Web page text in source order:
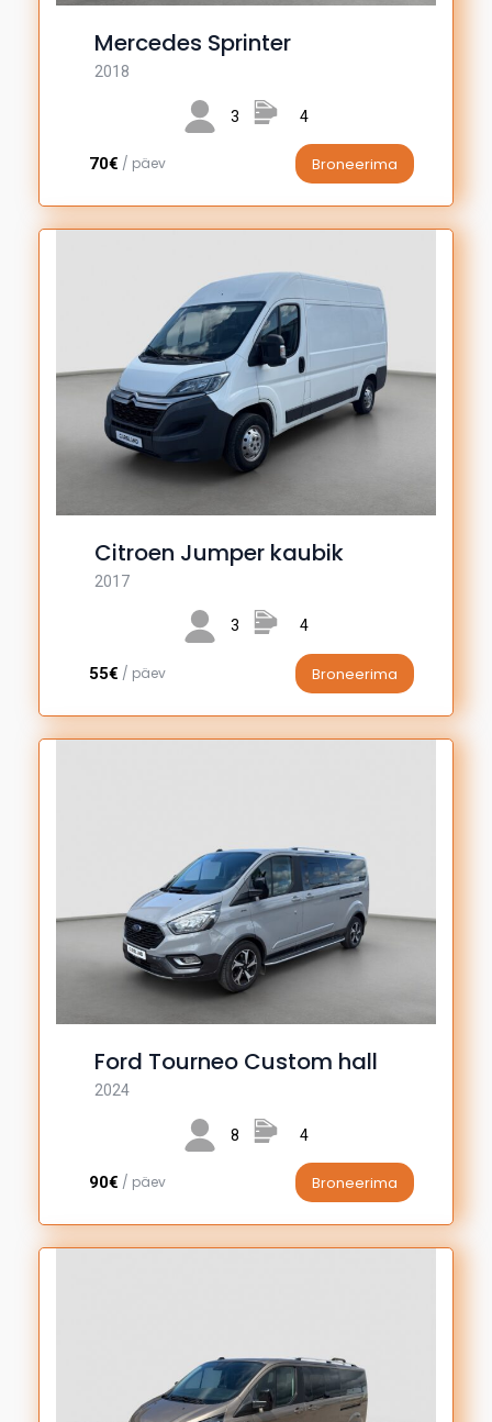
Mercedes Sprinter
2018
3 4
70€ / päev Broneerima
Citroen Jumper kaubik
2017
3 4
55€ / päev Broneerima
Ford Tourneo Custom hall
2024
8 4
90€ / päev Broneerima